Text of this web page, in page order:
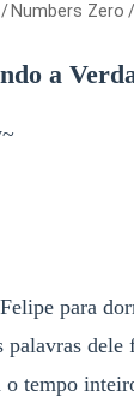
/ Numbers Zero /
a
para
palavras dele
o tempo